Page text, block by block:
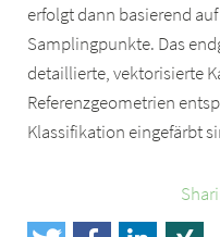
erfolgt dann basierend
Samplingpunkte. Das
detaillierte, vektorisierte
Referenzgeometrien
Klassifikation eingefärbt